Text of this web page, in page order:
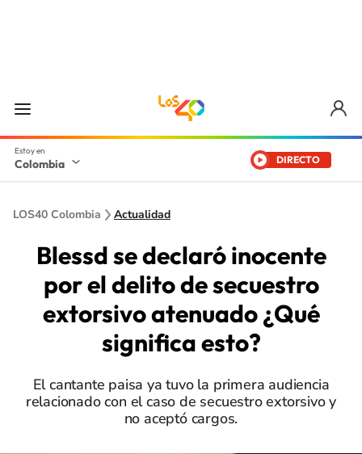
Colombia DIRECTO
LOS40 Colombia Actualidad
Blessd se declaró inocente
por el delito de secuestro
extorsivo atenuado ¿Qué
significa esto?
El cantante paisa ya tuvo la primera audiencia
relacionado con el caso de secuestro extorsivo y
no aceptó cargos.